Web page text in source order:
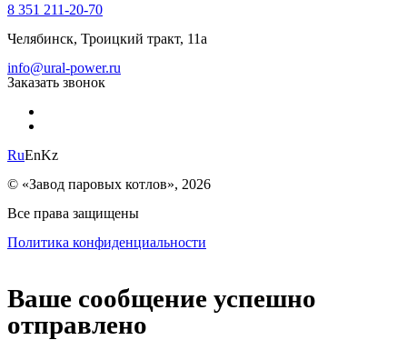
8 351 211-20-70
Челябинск, Троицкий тракт, 11а
info@ural-power.ru
Заказать звонок
RuEnKz
© «Завод паровых котлов», 2026
Все права защищены
Политика конфиденциальности
Ваше сообщение успешно
отправлено